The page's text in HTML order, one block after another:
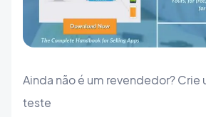
Ainda não é um revendedor? Crie
teste